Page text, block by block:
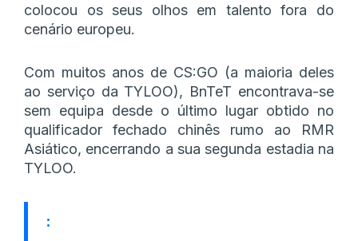
colocou os seus olhos em talento fora do
cenário europeu.
Com muitos anos de CS:GO (a maioria deles
ao serviço da TYLOO), BnTeT encontrava-se
sem equipa desde o último lugar obtido no
qualificador fechado chinês rumo ao RMR
Asiático, encerrando a sua segunda estadia na
TYLOO.
: